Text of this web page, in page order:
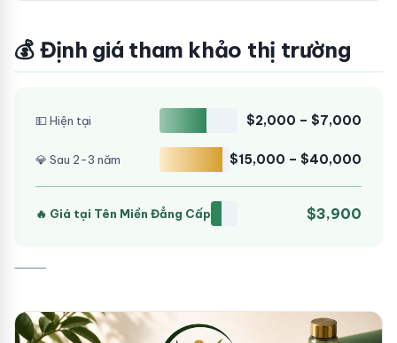
💰 Định giá tham khảo thị trường
💵 Hiện tại $2,000 – $7,000
💎 Sau 2-3 năm $15,000 – $40,000
🔥 Giá tại Tên Miền Đẳng Cấp $3,900
⸻